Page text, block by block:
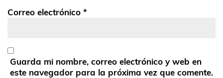
Correo electrónico *
Guarda mi nombre, correo electrónico y web en
este navegador para la próxima vez que comente.